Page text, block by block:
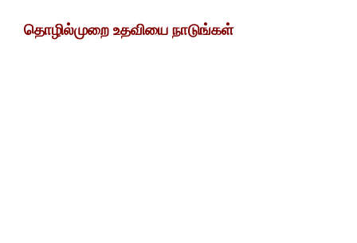
தொழில்முறை உதவியை நாடுங்கள்